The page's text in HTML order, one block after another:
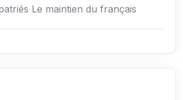
Le maintien du français